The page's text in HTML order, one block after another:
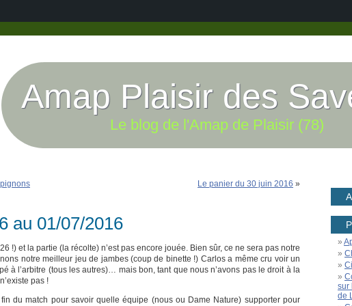
Amap Plaisir des
Le blog de l'Amap de Plaisir (78)
Le panier du 30 juin 2016 »
au 01/07/2016
!) et la partie (la récolte) n’est pas encore jouée. Bien sûr, ce ne sera pas notre
notre meilleur jeu de jambes (coup de binette !) Carlos a même cru voir un
à l’arbitre (tous les autres)… mais bon, tant que nous n’avons pas le droit à la
pas !
du match pour savoir quelle équipe (nous ou Dame Nature) supporter pour
sur
de